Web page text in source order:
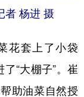
者 杨进 摄
套上了小袋
“大棚子”。崔
助油菜自然授